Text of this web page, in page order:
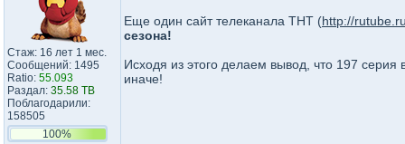
Стаж: 16 лет 1 мес.
Сообщений: 1495
Ratio: 55.093
Раздал: 35.58 TB
Поблагодарили:
158505
100%
Еще один сайт телеканала ТНТ (http://
сезона!
Исходя из этого делаем вывод, что 197 серия
иначе!